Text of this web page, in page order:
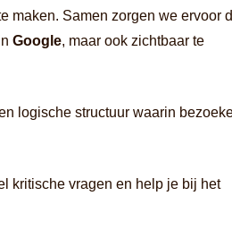
maken. Samen zorgen we ervoor
Google, maar ook zichtbaar te
logische structuur waarin
kritische vragen en help je bij het